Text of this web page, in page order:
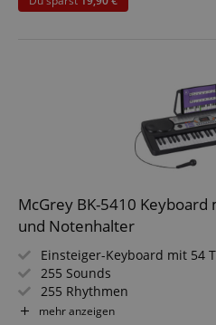
McGrey BK-5410
und Notenhalter
Einsteiger-Keyboard mit 54
255 Sounds
255 Rhythmen
8 Percussion-Sounds
mehr anzeigen